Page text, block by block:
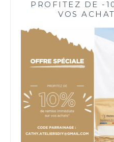
PROFITEZ DE -
VOS